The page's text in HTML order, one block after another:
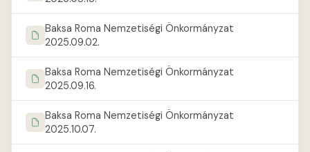
Baksa Roma Nemzetiségi Önkormányzat
2025.09.02.
Baksa Roma Nemzetiségi Önkormányzat
2025.09.16.
Baksa Roma Nemzetiségi Önkormányzat
2025.10.07.